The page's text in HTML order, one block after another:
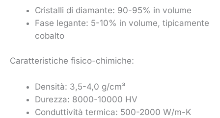
Cristalli di diamante: 90-95% in volume
Fase legante: 5-10% in volume, tipicamente
cobalto
Caratteristiche fisico-chimiche:
Densità: 3,5-4,0 g/cm³
Durezza: 8000-10000 HV
Conduttività termica: 500-2000 W/m-K